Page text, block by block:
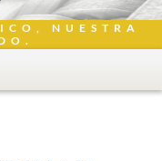
NUESTRA